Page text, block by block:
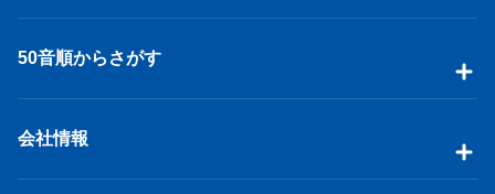
50音順からさがす
会社情報